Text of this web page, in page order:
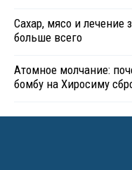
Сахар, мясо и лечение
больше всего
Атомное молчание:
бомбу на Хиросиму